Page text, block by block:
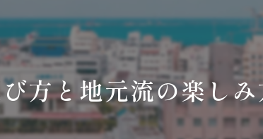
方と地元流の楽し